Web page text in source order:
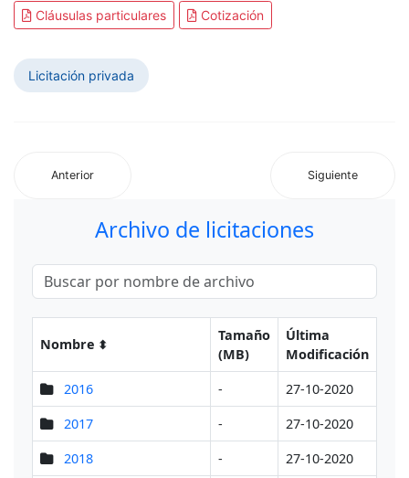
Cláusulas particulares Cotización
Licitación privada
Anterior Siguiente